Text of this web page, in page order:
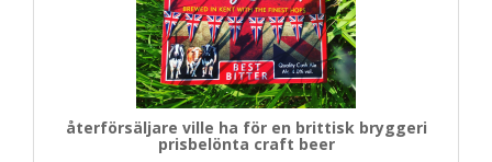
återförsäljare ville ha för en brittisk bryggeri
prisbelönta craft beer